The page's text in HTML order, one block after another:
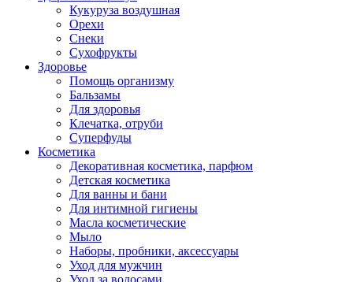
Кукуруза воздушная
Орехи
Снеки
Сухофрукты
Здоровье
Помощь организму
Бальзамы
Для здоровья
Клечатка, отруби
Суперфуды
Косметика
Декоративная косметика, парфюм
Детская косметика
Для ванны и бани
Для интимной гигиены
Масла косметические
Мыло
Наборы, пробники, аксессуары
Уход для мужчин
Уход за волосами